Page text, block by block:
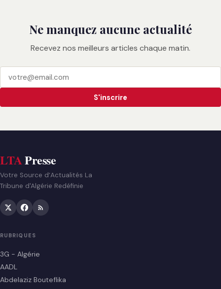
Ne manquez aucune actualité
Recevez nos meilleurs articles chaque matin.
S'inscrire
LTAPresse
Votre Source d’Actualités La
Tribune d'Algérie Redéfinie
RUBRIQUES
3G - Algérie
AADL
Abdelaziz Bouteflika